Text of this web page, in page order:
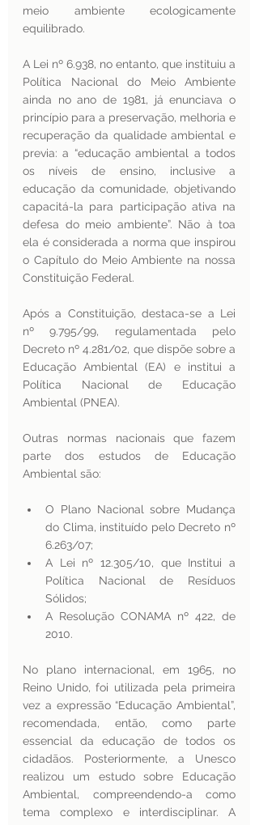
meio ambiente ecologicamente
equilibrado.
A Lei nº 6.938, no entanto, que instituiu a
Política Nacional do Meio Ambiente
ainda no ano de 1981, já enunciava o
princípio para a preservação, melhoria e
recuperação da qualidade ambiental e
previa: a “educação ambiental a todos
os níveis de ensino, inclusive a
educação da comunidade, objetivando
capacitá-la para participação ativa na
defesa do meio ambiente”. Não à toa
ela é considerada a norma que inspirou
o Capítulo do Meio Ambiente na nossa
Constituição Federal.
Após a Constituição, destaca-se a Lei
nº 9.795/99, regulamentada pelo
Decreto nº 4.281/02, que dispõe sobre a
Educação Ambiental (EA) e institui a
Política Nacional de Educação
Ambiental (PNEA).
Outras normas nacionais que fazem
parte dos estudos de Educação
Ambiental são:
O Plano Nacional sobre Mudança
do Clima, instituído pelo Decreto nº
6.263/07;
A Lei nº 12.305/10, que Institui a
Política Nacional de Resíduos
Sólidos;
A Resolução CONAMA nº 422, de
2010.
No plano internacional, em 1965, no
Reino Unido, foi utilizada pela primeira
vez a expressão “Educação Ambiental”,
recomendada, então, como parte
essencial da educação de todos os
cidadãos. Posteriormente, a Unesco
realizou um estudo sobre Educação
Ambiental, compreendendo-a como
tema complexo e interdisciplinar. A